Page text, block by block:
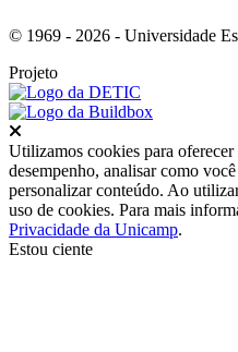
© 1969 - 2026 - Universidade
Projeto
Utilizamos cookies para
desempenho, analisar como
personalizar conteúdo. Ao
uso de cookies. Para mais
Privacidade da Unicamp.
Estou ciente